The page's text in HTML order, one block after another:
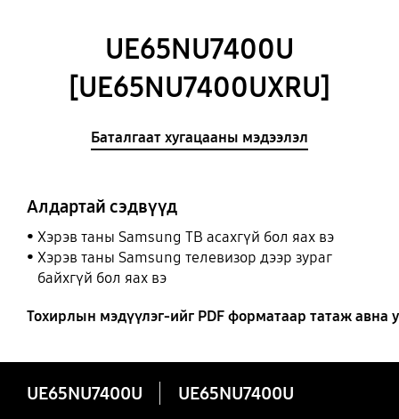
UE65NU7400U
[UE65NU7400UXRU]
Баталгаат хугацааны мэдээлэл
Алдартай сэдвүүд
Хэрэв таны Samsung ТВ асахгүй бол яах вэ
Хэрэв таны Samsung телевизор дээр зураг
байхгүй бол яах вэ
Тохирлын мэдүүлэг-ийг PDF форматаар татаж авна
UE65NU7400U UE65NU7400U